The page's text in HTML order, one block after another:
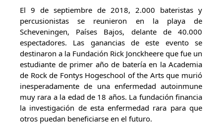
El 9 de septiembre de 2018, 2.000 bateristas y
percusionistas se reunieron en la playa de
Scheveningen, Países Bajos, delante de 40.000
espectadores. Las ganancias de este evento se
destinaron a la Fundación Rick Jonckheere que fue un
estudiante de primer año de batería en la Academia
de Rock de Fontys Hogeschool of the Arts que murió
inesperadamente de una enfermedad autoinmune
muy rara a la edad de 18 años. La fundación financia
la investigación de esta enfermedad rara para que
otros puedan beneficiarse en el futuro.